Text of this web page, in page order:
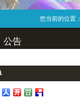
您当前的位置：
公告